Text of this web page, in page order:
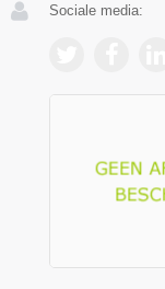
Sociale media: